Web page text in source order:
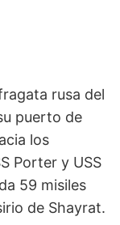
rusa del
puerto de
los
Porter y USS
59 misiles
de Shayrat.